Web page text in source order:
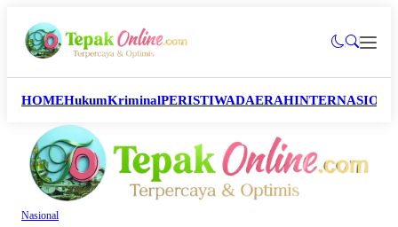
HOMEHukumKriminalPERISTIWADAERAH
Nasional